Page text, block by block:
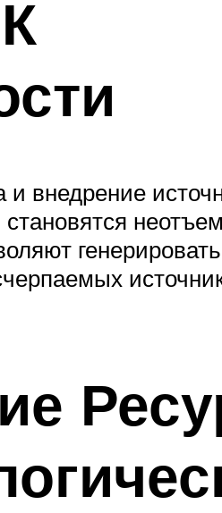
внедрение
генерировать